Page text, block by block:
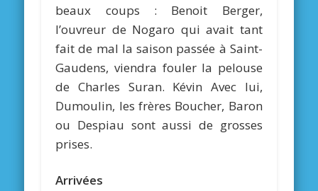
beaux coups : Benoit Berger,
l’ouvreur de Nogaro qui avait tant
fait de mal la saison passée à Saint-
Gaudens, viendra fouler la pelouse
de Charles Suran. Kévin Avec lui,
Dumoulin, les frères Boucher, Baron
ou Despiau sont aussi de grosses
prises.
Arrivées